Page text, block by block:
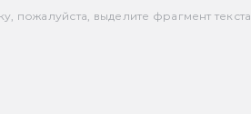
пожалуйста, выделите фрагмент